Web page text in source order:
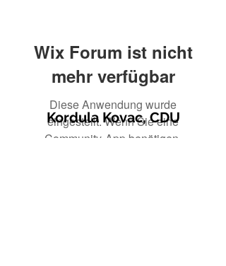
Wix Forum ist nicht
mehr verfügbar
Diese Anwendung wurde
eingestellt. Wenn Sie eine
Community-App benötigen,
Kordula Kovac, CDU